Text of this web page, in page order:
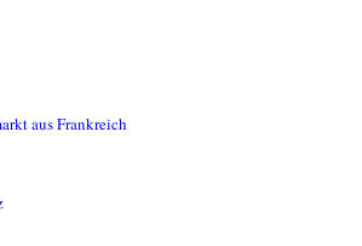
aus Frankreich